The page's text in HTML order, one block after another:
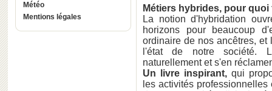
Météo
Mentions légales
Métiers hybrides, pour quoi
La notion d'hybridation
horizons pour beaucoup
ordinaire de nos ancêtres,
l'état de notre société.
naturellement et s'en
Un livre inspirant, qui
les activités